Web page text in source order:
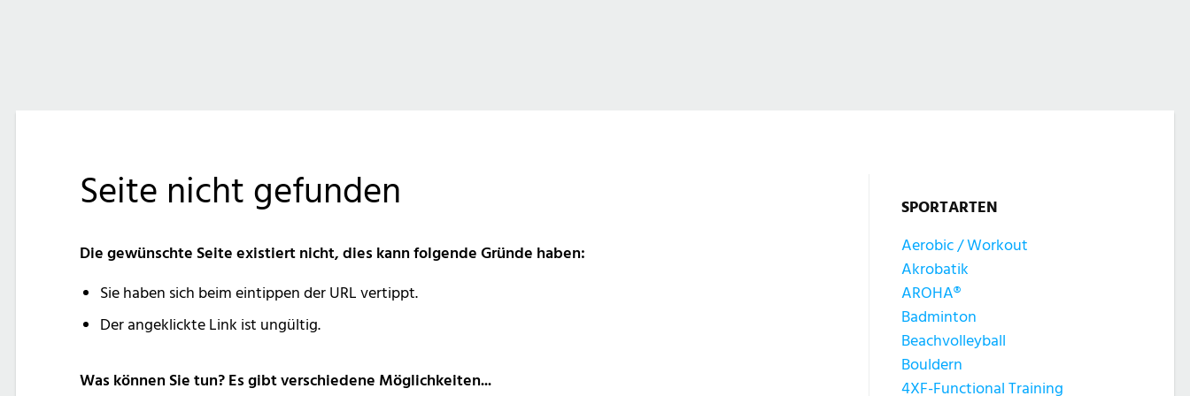
Seite nicht gefunden
Die gewünschte Seite existiert nicht, dies kann folgende Gründe haben:
Sie haben sich beim eintippen der URL vertippt.
Der angeklickte Link ist ungültig.
Was können Sie tun? Es gibt verschiedene Möglichkeiten...
SPORTARTEN
Aerobic / Workout
Akrobatik
AROHA®
Badminton
Beachvolleyball
Bouldern
4XF-Functional Training